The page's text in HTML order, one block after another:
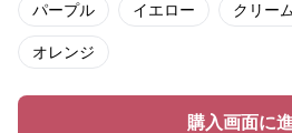
パープル イエロー クリー
オレンジ
購入画面に